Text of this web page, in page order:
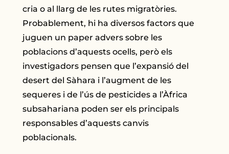
cria o al llarg de les rutes migratòries.
Probablement, hi ha diversos factors que
juguen un paper advers sobre les
poblacions d’aquests ocells, però els
investigadors pensen que l’expansió del
desert del Sàhara i l’augment de les
sequeres i de l’ús de pesticides a l’Àfrica
subsahariana poden ser els principals
responsables d’aquests canvis
poblacionals.